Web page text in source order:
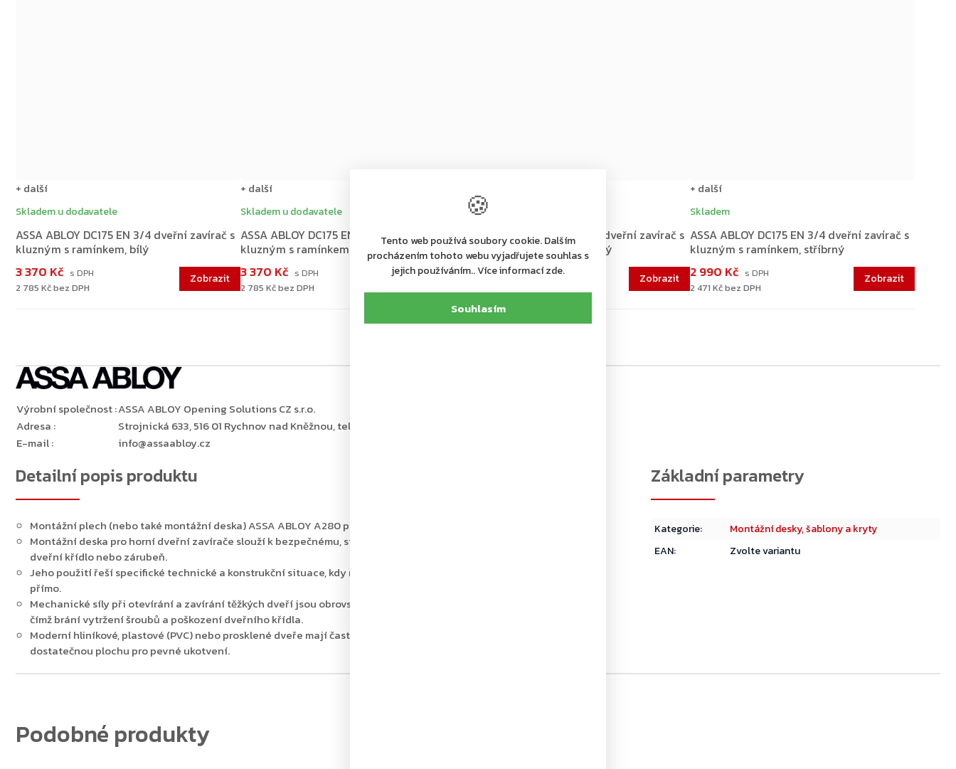
🍪
Tento web používá soubory cookie. Dalším
procházením tohoto webu vyjadřujete souhlas s
jejich používáním.. Více informací zde.
Souhlasím
ASSA ABLOY DC175 EN 3/4 dveřní zavírač s
kluzným s ramínkem, bílý
Skladem u dodavatele
2 785 Kč bez DPH
3 370 Kč
+ další
ASSA ABLOY DC175 EN 3/4 dveřní zavírač s
kluzným s ramínkem, černý
Skladem u dodavatele
2 785 Kč bez DPH
3 370 Kč
+ další
ASSA ABLOY DC175 EN 3/4 dveřní zavírač s
kluzným s ramínkem, hnědý
Skladem u dodavatele
3 370 Kč
ASSA ABLOY DC175 EN 3/4 dveřní zavírač s
kluzným s ramínkem, stříbrný
Skladem
2 471 Kč bez DPH
2 990 Kč
+ další
Detailní popis produktu
Montážní plech (nebo také montážní deska) ASSA ABLOY A280 pro samozavírače ASSA ABLOY, model DC175.
Montážní deska pro horní dveřní zavírače slouží k bezpečnému, stabilnímu a správnému uchycení těla zavírače na
dveřní křídlo nebo zárubeň.
Jeho použití řeší specifické technické a konstrukční situace, kdy není možné nebo bezpečné namontovat zavírač
přímo.
Mechanické síly při otevírání a zavírání těžkých dveří jsou obrovské a plech rozkládá tuto zátěž na větší plochu,
čímž brání vytržení šroubů a poškození dveřního křídla.
Moderní hliníkové, plastové (PVC) nebo prosklené dveře mají často příliš úzký rám a plech tak poskytuje
dostatečnou plochu pro pevné ukotvení.
Kategorie:
Montážní desky, šablony a kryty
EAN: Zvolte variantu
Výrobní společnost:ASSA ABLOY Opening Solutions CZ s.r.o.
Adresa :
Strojnická 633, 516 01 Rychnov nad Kněžnou, tel.: +420 226 806 200
E-mail: info@assaabloy.cz
Zpět do obchodu